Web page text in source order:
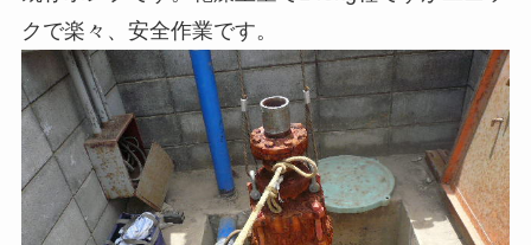
クで楽々、安全作業です。